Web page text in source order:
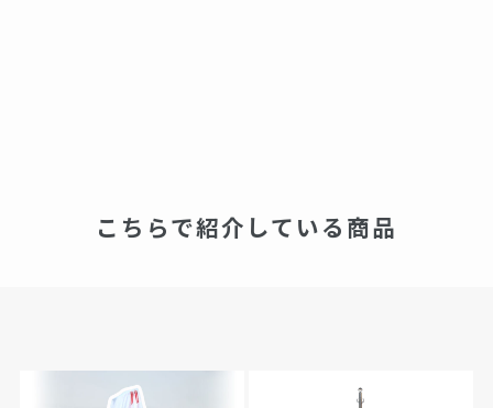
こちらで紹介している商品